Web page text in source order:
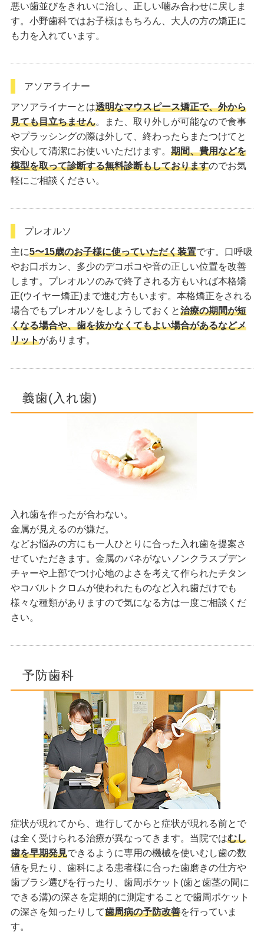
悪い歯並びをきれいに治し、正しい噛み合わせに戻しま
す。小野歯科ではお子様はもちろん、大人の方の矯正に
も力を入れています。
アソアライナー
アソアライナーとは透明なマウスピース矯正で、外から
見ても目立ちません。また、取り外しが可能なので食事
やプラッシングの際は外して、終わったらまたつけてと
安心して清潔にお使いいただけます。 期間、費用などを
模型を取って診断する無料診断もしておりますのでお気
軽にご相談ください。
プレオルソ
主に5〜15歳のお子様に使っていただく装置です。口呼吸
やお口ポカン、多少のデコボコや音の正しい位置を改善
します。プレオルソのみで終了される方もいれば本格矯
正(ウイヤー矯正)まで進む方もいます。本格矯正をされる
場合でもプレオルソをしようしておくと治療の期間が短
くなる場合や、歯を抜かなくてもよい場合があるなどメ
リットがあります。
義歯(入れ歯)
入れ歯を作ったが合わない。
金属が見えるのが嫌だ。
などお悩みの方にも一人ひとりに合った入れ歯を提案さ
せていただきます。金属のバネがないノンクラスプデン
チャーや上部でつけ心地のよさを考えて作られたチタン
やコバルトクロムが使われたものなど入れ歯だけでも
様々な種類がありますので気になる方は一度ご相談くだ
さい。
予防歯科
症状が現れてから、進行してからと症状が現れる前とで
は全く受けられる治療が異なってきます。当院ではむし
歯を早期発見できるように専用の機械を使いむし歯の数
値を見たり、歯科による患者様に合った歯磨きの仕方や
歯ブラシ選びを行ったり、歯周ポケット(歯と歯茎の間に
できる溝)の深さを定期的に測定することで歯周ポケット
の深さを知ったりして歯周病の予防改善を行っていま
す。